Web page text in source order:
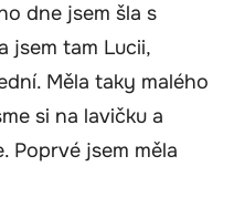
dne jsem šla s
jsem tam Lucii,
Měla taky malého
si na lavičku a
Poprvé jsem měla